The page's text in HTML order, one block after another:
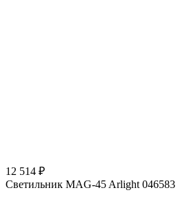
12 514 ₽
Светильник MAG-45 Arlight 046583